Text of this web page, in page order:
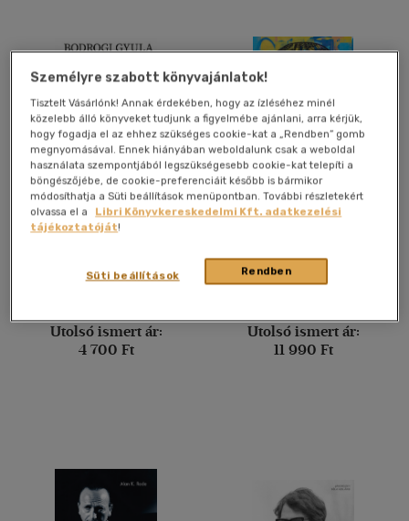
(5)
(4)
(244)
Alkalmaz
Vadakat mesélek
Könyv
Utolsó ismert ár:
4 700 Ft
Will
Könyv
Utolsó ismert ár:
11 990 Ft
Személyre szabott könyvajánlatok!
Tisztelt Vásárlónk! Annak érdekében, hogy az ízléséhez minél
közelebb álló könyveket tudjunk a figyelmébe ajánlani, arra kérjük,
hogy fogadja el az ehhez szükséges cookie-kat a „Rendben” gomb
megnyomásával. Ennek hiányában weboldalunk csak a weboldal
használata szempontjából legszükségesebb cookie-kat telepíti a
böngészőjébe, de cookie-preferenciáit később is bármikor
módosíthatja a Süti beállítások menüpontban. További részletekért
olvassa el a
Libri Könyvkereskedelmi Kft. adatkezelési
tájékoztatóját!
Rendben
Süti beállítások